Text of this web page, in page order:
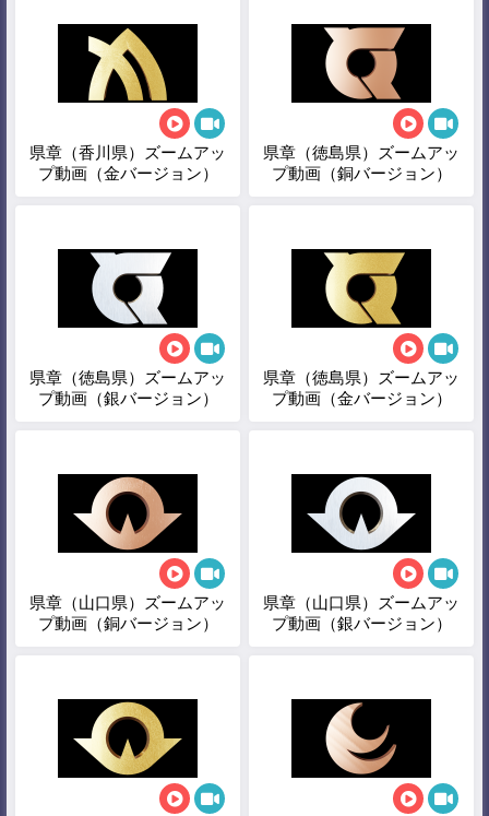
県章（香川県）ズームアッ
プ動画（金バージョン）
県章（徳島県）ズームアッ
プ動画（銅バージョン）
県章（徳島県）ズームアッ
プ動画（銀バージョン）
県章（徳島県）ズームアッ
プ動画（金バージョン）
県章（山口県）ズームアッ
プ動画（銅バージョン）
県章（山口県）ズームアッ
プ動画（銀バージョン）